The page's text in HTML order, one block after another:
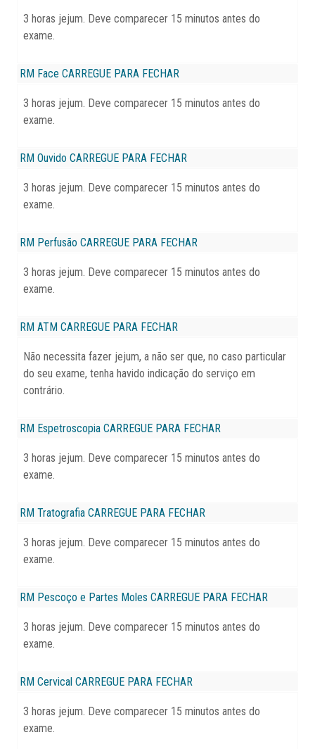
3 horas jejum. Deve comparecer 15 minutos antes do
exame.
RM Face CARREGUE PARA FECHAR
3 horas jejum. Deve comparecer 15 minutos antes do
exame.
RM Ouvido CARREGUE PARA FECHAR
3 horas jejum. Deve comparecer 15 minutos antes do
exame.
RM Perfusão CARREGUE PARA FECHAR
3 horas jejum. Deve comparecer 15 minutos antes do
exame.
RM ATM CARREGUE PARA FECHAR
Não necessita fazer jejum, a não ser que, no caso particular
do seu exame, tenha havido indicação do serviço em
contrário.
RM Espetroscopia CARREGUE PARA FECHAR
3 horas jejum. Deve comparecer 15 minutos antes do
exame.
RM Tratografia CARREGUE PARA FECHAR
3 horas jejum. Deve comparecer 15 minutos antes do
exame.
RM Pescoço e Partes Moles CARREGUE PARA FECHAR
3 horas jejum. Deve comparecer 15 minutos antes do
exame.
RM Cervical CARREGUE PARA FECHAR
3 horas jejum. Deve comparecer 15 minutos antes do
exame.